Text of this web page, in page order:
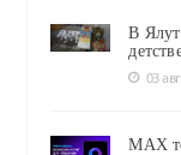
В
03
MAX